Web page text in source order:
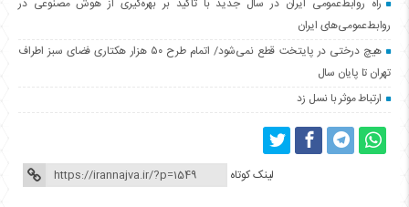
راه روابط‌عمومی ایران در سال جدید با تأکید بر بهره‌گیری از هوش مصنوعی در
روابط‌عمومی‌های ایران
هیچ درختی در پایتخت قطع نمی‌شود/ اتمام طرح ۵۰ هزار هکتاری فضای سبز اطراف
تهران تا پایان سال
ارتباط موثر با نسل زد
لینک کوتاه